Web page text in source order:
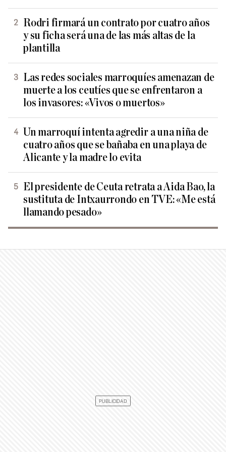
Rodri firmará un contrato por cuatro años
y su ficha será una de las más altas de la
plantilla
Las redes sociales marroquíes amenazan de
muerte a los ceutíes que se enfrentaron a
los invasores: «Vivos o muertos»
Un marroquí intenta agredir a una niña de
cuatro años que se bañaba en una playa de
Alicante y la madre lo evita
El presidente de Ceuta retrata a Aida Bao, la
sustituta de Intxaurrondo en TVE: «Me está
llamando pesado»